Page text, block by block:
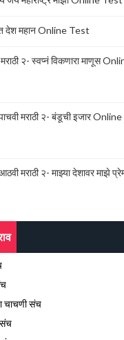
देश महान Online Test
मराठी २- स्वप्नं विकणारा माणूस
पाचवी मराठी २- बंडूची इजार
आठवी मराठी २- माझ्या देशावर
चाचणी संच
संच